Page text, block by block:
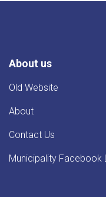
About us
Old Website
About
Contact Us
Municipality Facebook